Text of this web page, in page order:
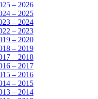
– 2026
– 2025
– 2024
– 2023
– 2020
– 2019
– 2018
– 2017
– 2016
– 2015
– 2014